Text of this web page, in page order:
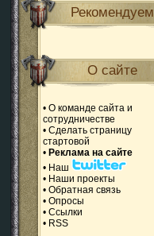
Рекомендуем
О сайте
• О команде сайта и
сотрудничестве
• Сделать страницу
стартовой
• Реклама на сайте
• Наш
• Наши проекты
• Обратная связь
• Опросы
• Ссылки
• RSS